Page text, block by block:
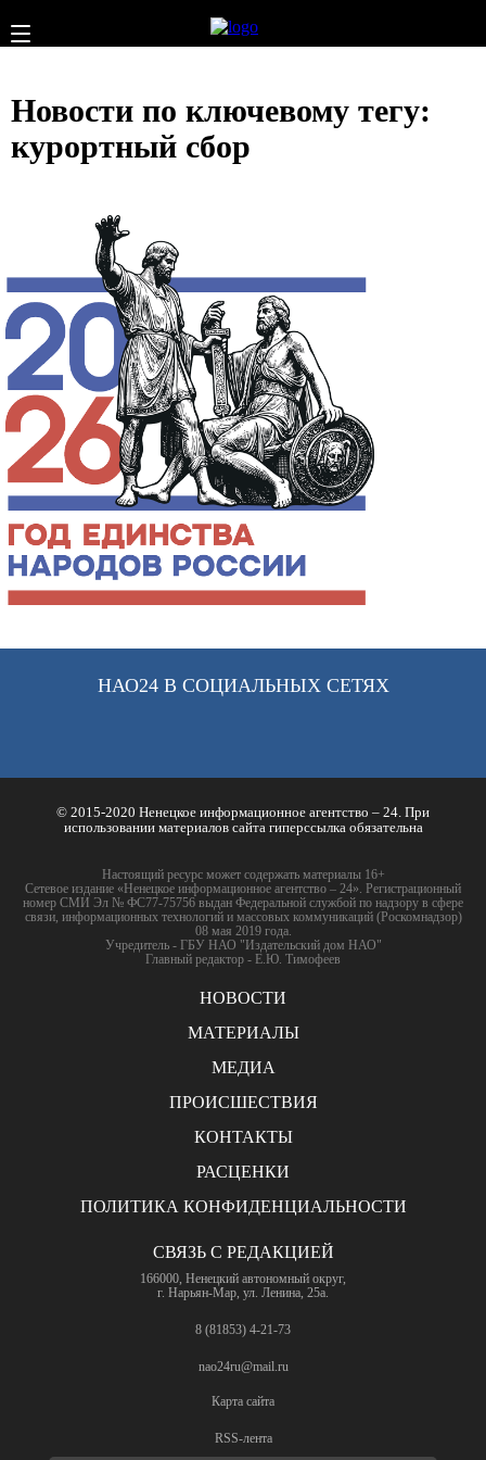
Новости по ключевому тегу:
курортный сбор
НАО24 В СОЦИАЛЬНЫХ СЕТЯХ
© 2015-2020 Ненецкое информационное агентство – 24. При
использовании материалов сайта гиперссылка обязательна
Настоящий ресурс может содержать материалы 16+
Сетевое издание «Ненецкое информационное агентство – 24». Регистрационный
номер СМИ Эл № ФС77-75756 выдан Федеральной службой по надзору в сфере
связи, информационных технологий и массовых коммуникаций (Роскомнадзор)
08 мая 2019 года.
Учредитель - ГБУ НАО "Издательский дом НАО"
Главный редактор - Е.Ю. Тимофеев
НОВОСТИ
МАТЕРИАЛЫ
МЕДИА
ПРОИСШЕСТВИЯ
КОНТАКТЫ
РАСЦЕНКИ
ПОЛИТИКА КОНФИДЕНЦИАЛЬНОСТИ
СВЯЗЬ С РЕДАКЦИЕЙ
166000, Ненецкий автономный округ,
г. Нарьян-Мар, ул. Ленина, 25а.
8 (81853) 4-21-73
nao24ru@mail.ru
Карта сайта
RSS-лента